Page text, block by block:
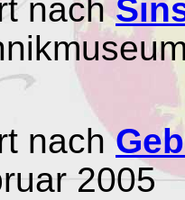
nach
nach
2005